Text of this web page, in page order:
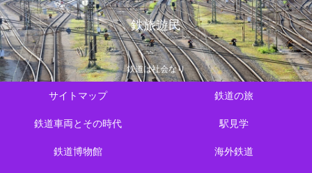
鉄旅遊民
鉄道は社会なり
サイトマップ 鉄道の旅
鉄道車両とその時代 駅見学
鉄道博物館 海外鉄道